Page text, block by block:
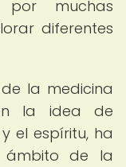
muchas
diferentes
la medicina
la idea de
el espíritu, ha
ámbito de la